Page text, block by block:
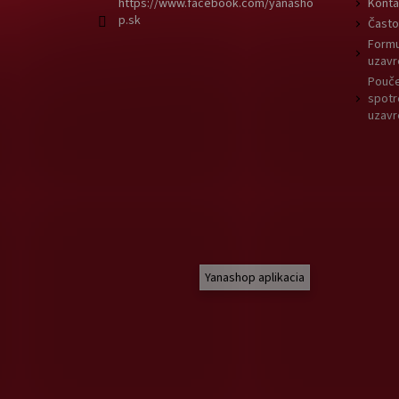
p.sk
Yanashop aplikacia